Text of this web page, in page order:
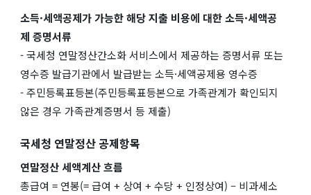
소득·세액공제가 가능한 해당 지출 비용에 대한 소득·세액공
제 증명서류
- 국세청 연말정산간소화 서비스에서 제공하는 증명서류 또는
영수증 발급기관에서 발급받는 소득·세액공제용 영수증
- 주민등록표등본(주민등록표등본으로 가족관계가 확인되지
않은 경우 가족관계증명서 등 제출)
국세청 연말정산 공제항목
연말정산 세액계산 흐름
총급여 = 연봉(= 급여 + 상여 + 수당 + 인정상여) – 비과세소